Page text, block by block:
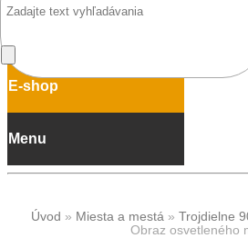
E-shop
Menu
Úvod » Miesta a mestá » Trojdielne
Obraz osvetleného